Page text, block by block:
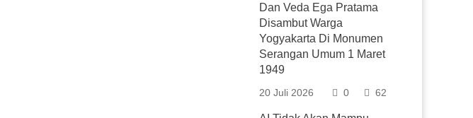
Dan Veda Ega Pratama
Disambut Warga
Yogyakarta Di Monumen
Serangan Umum 1 Maret
1949
20 Juli 2026 0 62